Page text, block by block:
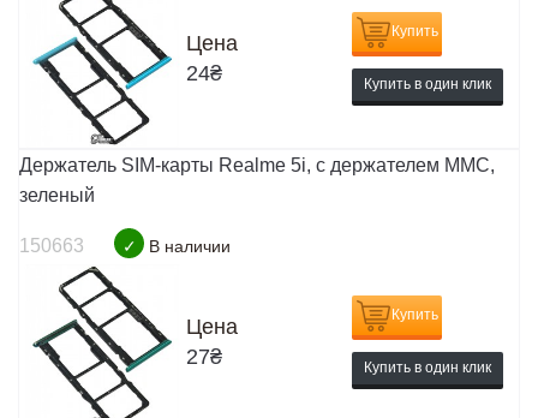
Цена
24₴
Купить
Купить в один клик
Держатель SIM-карты Realme 5i, c держателем MMC,
зеленый
150663 ✓ В наличии
Цена
27₴
Купить
Купить в один клик